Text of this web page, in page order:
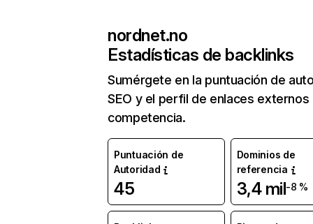
nordnet.no
Estadísticas de backlinks
Sumérgete en la puntuación de
SEO y el perfil de enlaces externos
competencia.
Puntuación de
Autoridad
45
Dominios de
referencia
3,4 mil-8 %